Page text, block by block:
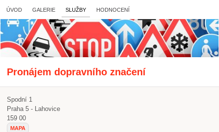
ÚVOD GALERIE SLUŽBY HODNOCENÍ
Pronájem dopravního značení
Spodní 1
Praha 5 - Lahovice
159 00
MAPA